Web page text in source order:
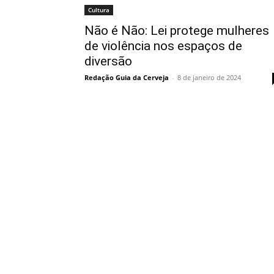
Cultura
Não é Não: Lei protege mulheres
de violência nos espaços de
diversão
Redação Guia da Cerveja - 8 de janeiro de 2024